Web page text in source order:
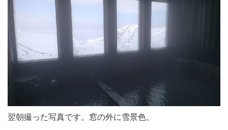
翌朝撮った写真です。窓の外に雪景色。